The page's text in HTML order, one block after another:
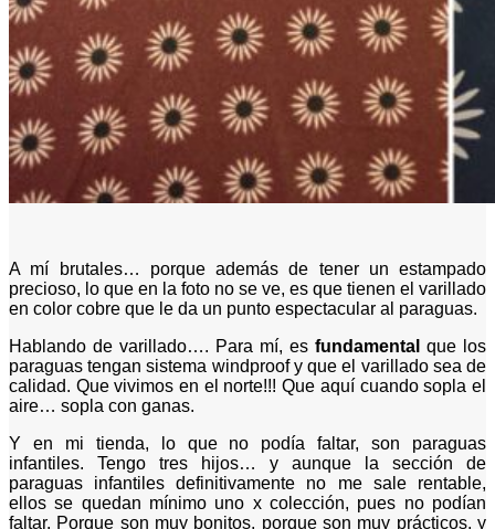
A mí brutales… porque además de tener un estampado
precioso, lo que en la foto no se ve, es que tienen el varillado
en color cobre que le da un punto espectacular al paraguas.
Hablando de varillado…. Para mí, es fundamental que los
paraguas tengan sistema windproof y que el varillado sea de
calidad. Que vivimos en el norte!!! Que aquí cuando sopla el
aire… sopla con ganas.
Y en mi tienda, lo que no podía faltar, son paraguas
infantiles. Tengo tres hijos… y aunque la sección de
paraguas infantiles definitivamente no me sale rentable,
ellos se quedan mínimo uno x colección, pues no podían
faltar. Porque son muy bonitos, porque son muy prácticos, y